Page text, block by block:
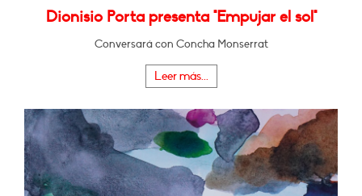
Dionisio Porta presenta "Empujar el sol"
Conversará con Concha Monserrat
Leer más...